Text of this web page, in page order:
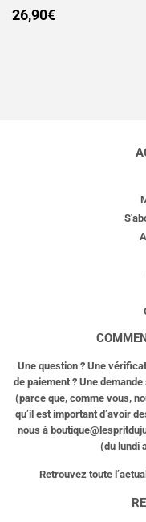
PRIX
26,90€
Une question ? Une
de paiement ? Une
(parce que, comme vous,
qu’il est important d’avoir
nous à
(du lundi
Retrouvez toute